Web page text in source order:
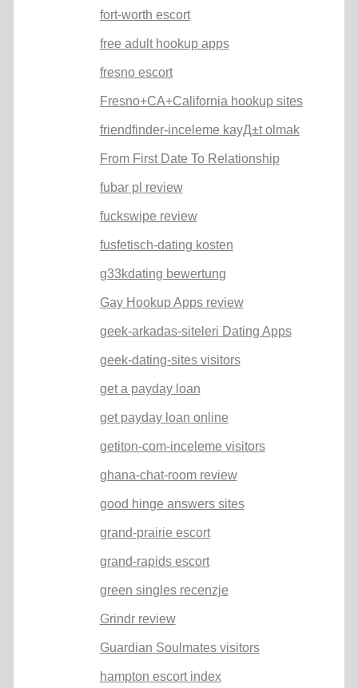
fort-worth escort
free adult hookup apps
fresno escort
Fresno+CA+California hookup sites
friendfinder-inceleme kayД±t olmak
From First Date To Relationship
fubar pl review
fuckswipe review
fusfetisch-dating kosten
g33kdating bewertung
Gay Hookup Apps review
geek-arkadas-siteleri Dating Apps
geek-dating-sites visitors
get a payday loan
get payday loan online
getiton-com-inceleme visitors
ghana-chat-room review
good hinge answers sites
grand-prairie escort
grand-rapids escort
green singles recenzje
Grindr review
Guardian Soulmates visitors
hampton escort index